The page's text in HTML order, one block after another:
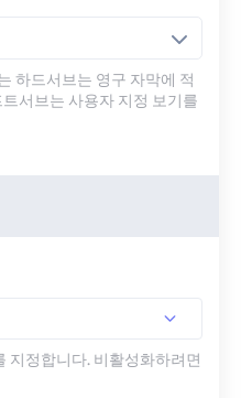
하드서브는 영구 자막에 적
서브는 사용자 지정 보기를
지정합니다. 비활성화하려면